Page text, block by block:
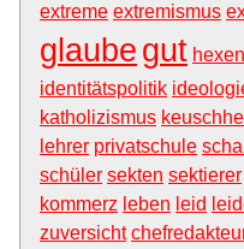
extreme extremismus
glaube gut hexen
identitätspolitik
katholizismus
lehrer privatschule
schüler sekten sektierer
kommerz leben leid
zuversicht